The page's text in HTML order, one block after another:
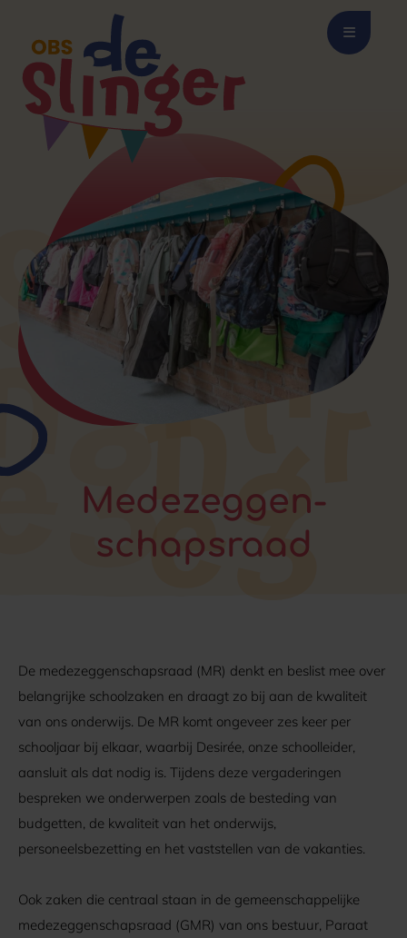
Mede­zeggen­
schaps­raad
De medezeggenschapsraad (MR) denkt en beslist mee over
belangrijke schoolzaken en draagt zo bij aan de kwaliteit
van ons onderwijs. De MR komt ongeveer zes keer per
schooljaar bij elkaar, waarbij Desirée, onze schoolleider,
aansluit als dat nodig is. Tijdens deze vergaderingen
bespreken we onderwerpen zoals de besteding van
budgetten, de kwaliteit van het onderwijs,
personeelsbezetting en het vaststellen van de vakanties.
Ook zaken die centraal staan in de gemeenschappelijke
medezeggenschapsraad (GMR) van ons bestuur, Paraat